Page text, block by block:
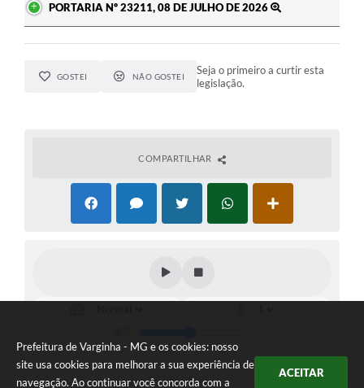
Prefeitura de Varginha - MG e os cookies: nosso
site usa cookies para melhorar a sua experiência de
navegação. Ao continuar você concorda com a
ACEITAR
PORTARIA Nº 23211, 08 DE JULHO DE 2026
GOSTEI NÃO GOSTEI
Seja o primeiro a curtir esta
legislação.
COMPARTILHAR